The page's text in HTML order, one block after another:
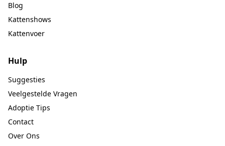
Blog
Kattenshows
Kattenvoer
Hulp
Suggesties
Veelgestelde Vragen
Adoptie Tips
Contact
Over Ons